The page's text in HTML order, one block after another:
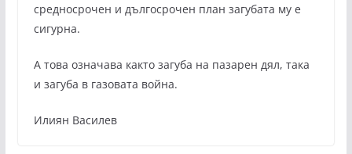
средносрочен и дългосрочен план загубата му е
сигурна.
А това означава както загуба на пазарен дял, така
и загуба в газовата война.
Илиян Василев